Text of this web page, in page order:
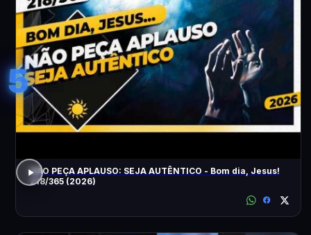
5
NÃO PEÇA APLAUSO: SEJA AUTÊNTICO - Bom dia, Jesus!
218/365 (2026)